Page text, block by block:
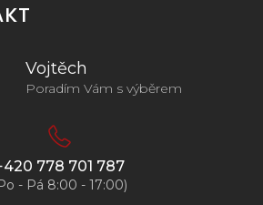
Vojtěch
Poradím Vám s výběrem
778 701 787
- Pá 8:00 - 17:00)